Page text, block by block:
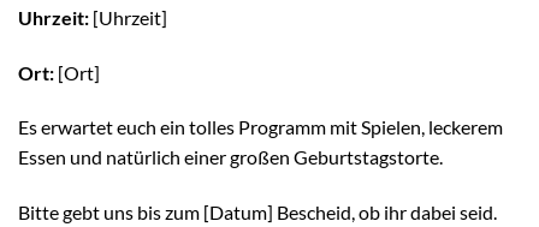
Uhrzeit: [Uhrzeit]
Ort: [Ort]
Es erwartet euch ein tolles Programm mit Spielen, leckerem
Essen und natürlich einer großen Geburtstagstorte.
Bitte gebt uns bis zum [Datum] Bescheid, ob ihr dabei seid.